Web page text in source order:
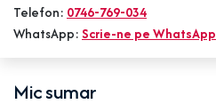
Telefon: 0746-769-034
WhatsApp: Scrie-ne pe WhatsApp
Mic sumar